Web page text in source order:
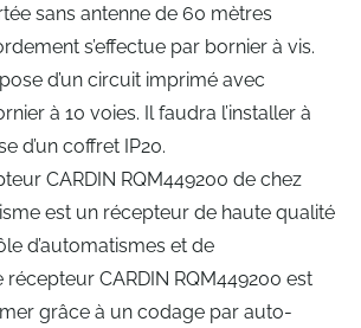
sans antenne de 60 mètres
s’effectue par bornier à vis.
d’un circuit imprimé avec
à 10 voies. Il faudra l’installer à
d’un coffret IP20.
CARDIN RQM449200 de chez
est un récepteur de haute qualité
d’automatismes et de
récepteur CARDIN RQM449200 est
grâce à un codage par auto-